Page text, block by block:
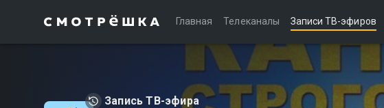
Главная Телеканалы Записи ТВ-эфиров
Запись ТВ-эфира